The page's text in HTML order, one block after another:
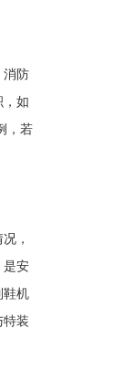
消防
，如
，若
，
是安
鞋机
特装